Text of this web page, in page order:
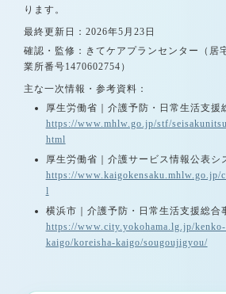
ります。
最終更新日：2026年5月23日
確認・監修：きてケアプランセンター（居
業所番号1470602754）
主な一次情報・参考資料：
厚生労働省｜介護予防・日常生活支援
https://www.mhlw.go.jp/stf/
html
厚生労働省｜介護サービス情報公表シ
https://www.kaigokensaku.mhlw.go.jp/
l
横浜市｜介護予防・日常生活支援総合
https://www.city.yokohama.lg.jp/
kaigo/koreisha-kaigo/sougoujigyou/